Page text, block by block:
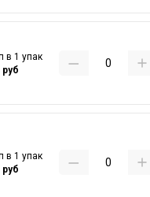
в 1 упак
руб
в 1 упак
руб